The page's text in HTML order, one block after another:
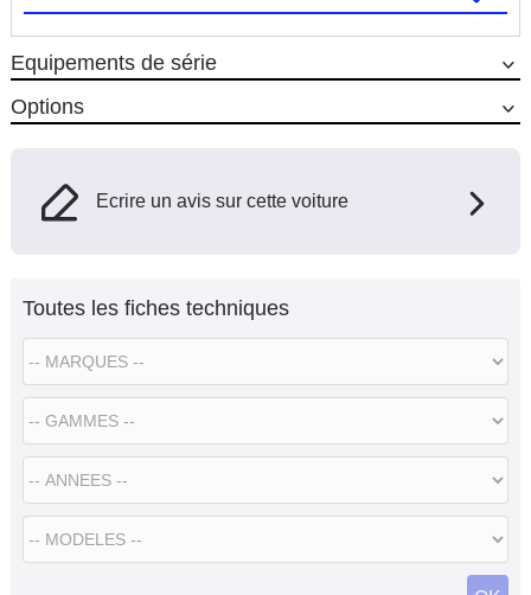
Equipements de série
Options
Ecrire un avis sur cette voiture
Toutes les fiches techniques